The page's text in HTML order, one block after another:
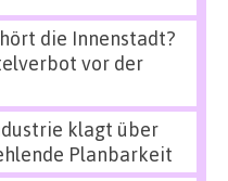
die Innenstadt?
vor der
klagt über
Planbarkeit